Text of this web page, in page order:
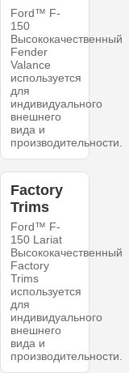
Ford™ F-
150
Высококачественный
Fender
Valance
используется
для
индивидуального
внешнего
вида и
производительности.
Factory
Trims
Ford™ F-
150 Lariat
Высококачественный
Factory
Trims
используется
для
индивидуального
внешнего
вида и
производительности.